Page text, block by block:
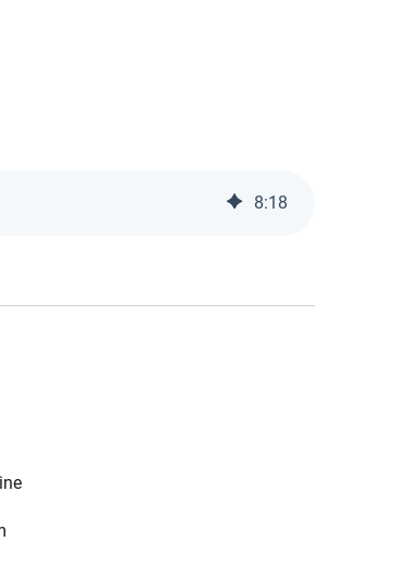
8:18